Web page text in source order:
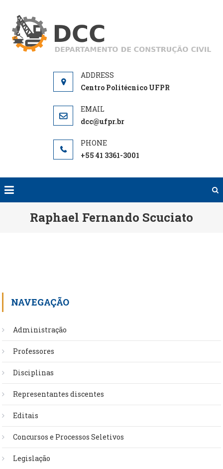
content
Centro Politécnico UFPR
dcc@ufpr.br
+55 41 3361-3001
Raphael Fernando Scuciato
NAVEGAÇÃO
Administração
Professores
Disciplinas
Representantes discentes
Editais
Concursos e Processos Seletivos
Legislação